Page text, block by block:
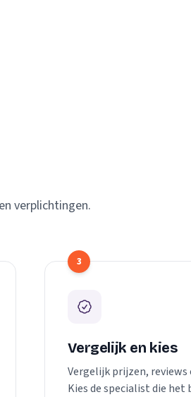
verplichtingen.
3
Vergelijk en kies
Vergelijk prijzen, reviews
Kies de specialist die het